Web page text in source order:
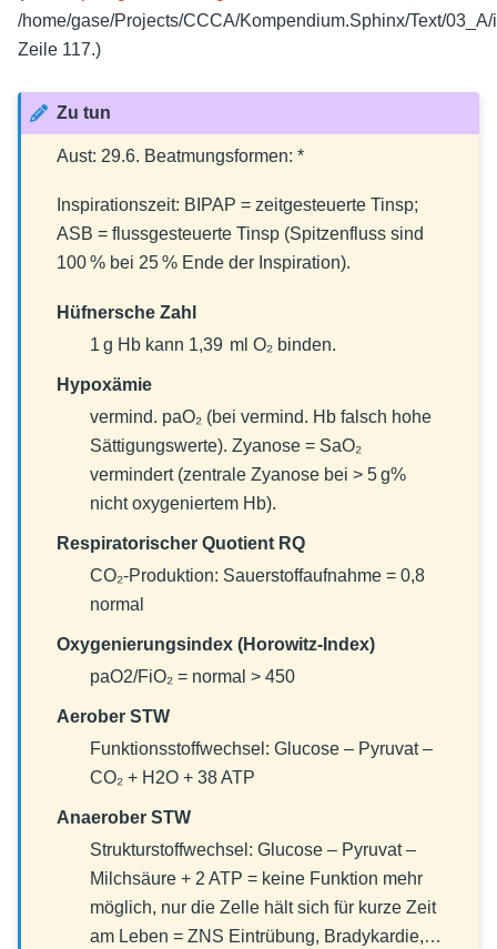
/home/gase/Projects/CCCA/Kompendium.Sphinx/Text/
Zeile 117.)
Zu tun
Aust: 29.6. Beatmungsformen: *
Inspirationszeit: BIPAP = zeitgesteuerte Tinsp;
ASB = flussgesteuerte Tinsp (Spitzenfluss sind
100 % bei 25 % Ende der Inspiration).
Hüfnersche Zahl
1 g Hb kann 1,39 ml O₂ binden.
Hypoxämie
vermind. paO₂ (bei vermind. Hb falsch hohe
Sättigungswerte). Zyanose = SaO₂
vermindert (zentrale Zyanose bei > 5 g%
nicht oxygeniertem Hb).
Respiratorischer Quotient RQ
CO₂-Produktion: Sauerstoffaufnahme = 0,8
normal
Oxygenierungsindex (Horowitz-Index)
paO2/FiO₂ = normal > 450
Aerober STW
Funktionsstoffwechsel: Glucose – Pyruvat –
CO₂ + H2O + 38 ATP
Anaerober STW
Strukturstoffwechsel: Glucose – Pyruvat –
Milchsäure + 2 ATP = keine Funktion mehr
möglich, nur die Zelle hält sich für kurze Zeit
am Leben = ZNS Eintrübung, Bradykardie,…